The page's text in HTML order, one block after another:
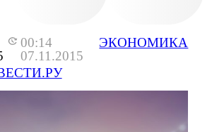
00:14
07.11.2015
ЭКОНОМИКА